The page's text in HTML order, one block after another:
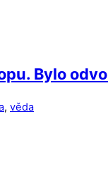
Bylo
, věda